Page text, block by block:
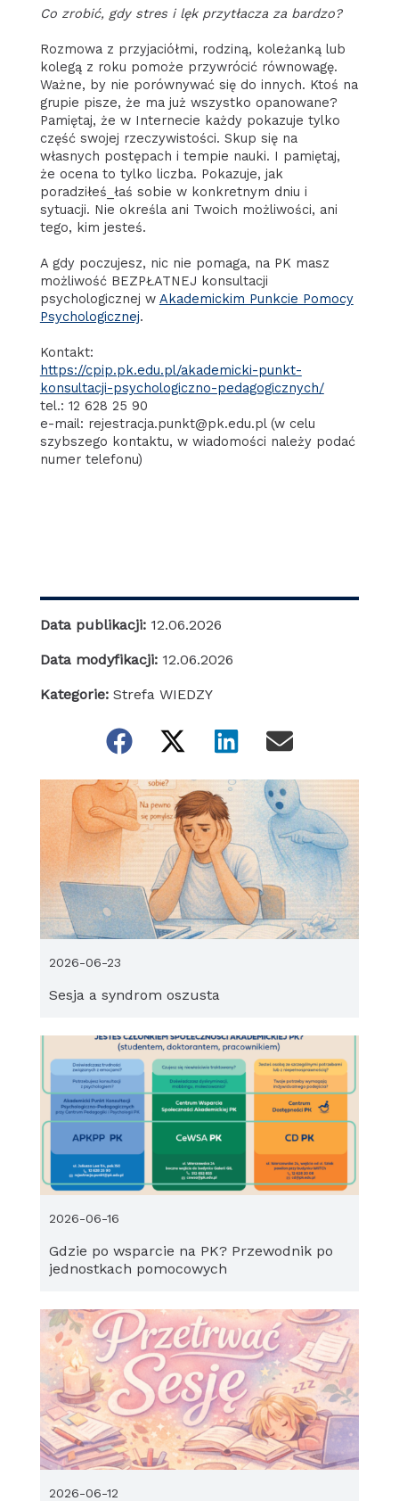
Co zrobić, gdy stres i lęk przytłacza za bardzo?
Rozmowa z przyjaciółmi, rodziną, koleżanką lub
kolegą z roku pomoże przywrócić równowagę.
Ważne, by nie porównywać się do innych. Ktoś na
grupie pisze, że ma już wszystko opanowane?
Pamiętaj, że w Internecie każdy pokazuje tylko
część swojej rzeczywistości. Skup się na
własnych postępach i tempie nauki. I pamiętaj,
że ocena to tylko liczba. Pokazuje, jak
poradziłeś_łaś sobie w konkretnym dniu i
sytuacji. Nie określa ani Twoich możliwości, ani
tego, kim jesteś.
A gdy poczujesz, nic nie pomaga, na PK masz
możliwość BEZPŁATNEJ konsultacji
psychologicznej w Akademickim Punkcie Pomocy
Psychologicznej.
Kontakt:
https://cpip.pk.edu.pl/akademicki-punkt-
konsultacji-psychologiczno-pedagogicznych/
tel.: 12 628 25 90
e-mail: rejestracja.punkt@pk.edu.pl (w celu
szybszego kontaktu, w wiadomości należy podać
numer telefonu)
Data publikacji: 12.06.2026
Data modyfikacji: 12.06.2026
Kategorie: Strefa WIEDZY
Sesja a syndrom oszusta
2026-06-23
Gdzie po wsparcie na PK? Przewodnik po
jednostkach pomocowych
2026-06-16
2026-06-12